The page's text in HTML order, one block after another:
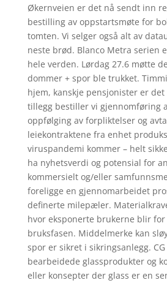
Økernveien er det nå sendt inn
bestilling av oppstartsmøte for
tomten. Vi selger også alt av
neste brød. Blanco Metra serien
hele verden. Lørdag 27.6 møtte
dommer + spor ble trukket.
hjem, kanskje pensjonister er
tillegg bestiller vi gjennomføring
oppfølging av forpliktelser og
leiekontraktene fra enhet
viruspandemi kommer – helt
ha nyhetsverdi og potensial for
kommersielt og/eller
foreligge en gjennomarbeidet
definerte milepæler.
hvor eksponerte brukerne blir
bruksfasen. Middelmerke kan
spor er sikret i sikringsanlegg.
bearbeidede glassprodukter og
eller konsepter der glass er en